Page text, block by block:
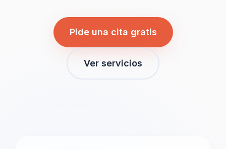
Pide una cita gratis
Ver servicios